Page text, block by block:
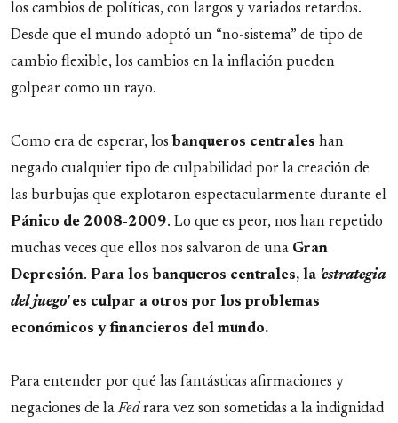
los cambios de políticas, con largos y variados retardos.
Desde que el mundo adoptó un “no-sistema” de tipo de
cambio flexible, los cambios en la inflación pueden
golpear como un rayo.
Como era de esperar, los banqueros centrales han
negado cualquier tipo de culpabilidad por la creación de
las burbujas que explotaron espectacularmente durante el
Pánico de 2008-2009. Lo que es peor, nos han repetido
muchas veces que ellos nos salvaron de una Gran
Depresión. Para los banqueros centrales, la 'estrategia
del juego'es culpar a otros por los problemas
económicos y financieros del mundo.
Para entender por qué las fantásticas afirmaciones y
negaciones de la Fedrara vez son sometidas a la indignidad